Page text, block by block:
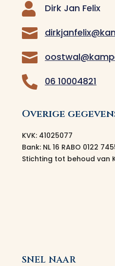
 Dirk Jan Felix


 06 10004821
Overige
KVK: 41025077
Bank: NL 16 RABO 0122
Stichting tot behoud van
SNEL NAAR